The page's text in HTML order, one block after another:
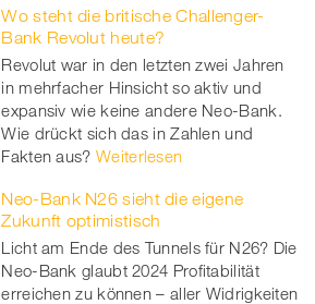
Wo steht die britische Challenger-
Bank Revolut heute?
Revolut war in den letzten zwei Jahren
in mehrfacher Hinsicht so aktiv und
expansiv wie keine andere Neo-Bank.
Wie drückt sich das in Zahlen und
Fakten aus? Weiterlesen
Neo-Bank N26 sieht die eigene
Zukunft optimistisch
Licht am Ende des Tunnels für N26? Die
Neo-Bank glaubt 2024 Profitabilität
erreichen zu können – aller Widrigkeiten